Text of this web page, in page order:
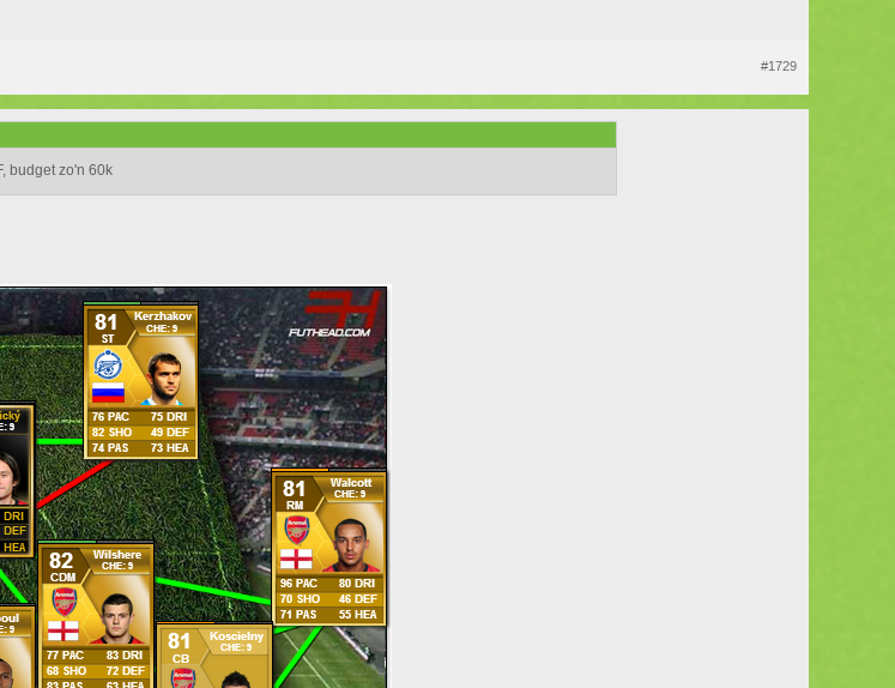
#1729
budget zo'n 60k